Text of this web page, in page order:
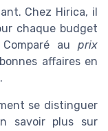
Chez Hirica, il
chaque budget
au prix
affaires en
.
se distinguer
savoir plus sur